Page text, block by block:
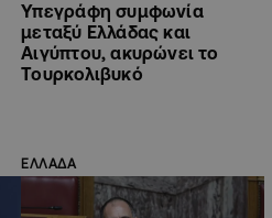
Υπεγράφη συμφωνία
μεταξύ Ελλάδας και
Αιγύπτου, ακυρώνει το
Τουρκολιβυκό
ΕΛΛΑΔΑ